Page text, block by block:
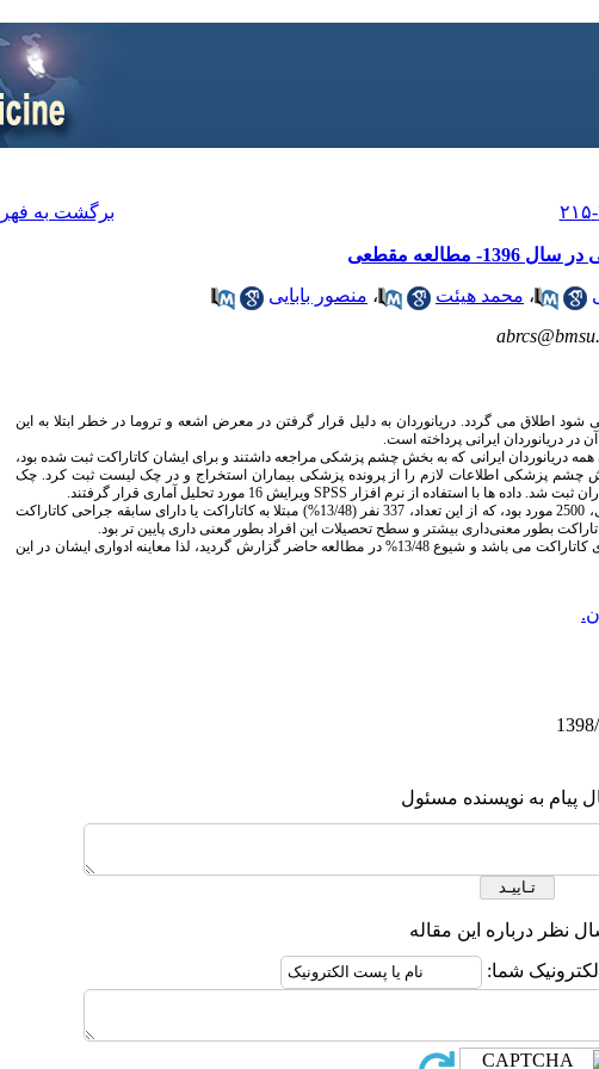
برگشت به
مقطعی
، محمد هیئت ، منصور بابایی
اطلاق می گردد. دریانوردان به دلیل قرار گرفتن در معرض اشعه و تروما در خطر ابتلا به این
دریانوردان ایرانی پرداخته است.
انجام شد. پرونده پزشکی همه دریانوردان ایرانی که به بخش چشم پزشکی مراجعه داشتند و برای ایشان کاتاراکت ثبت شده بود،
پزشکی اطلاعات لازم را از پرونده پزشکی بیماران استخراج و در چک لیست ثبت کرد. چک
شد. داده ها با استفاده از نرم افزار SPSS ویرایش 16 مورد تحلیل آماری قرار گرفتند.
تعداد کل پرونده پزشکی بررسی شده مربوط به دریانوردان ایرانی، 2500 مورد بود، که از این تعداد، 337 نفر (13/48%) مبتلا به کاتاراکت یا دارای سابقه جراحی کاتاراکت
بطور معنی‌داری بیشتر و سطح تحصیلات این افراد بطور معنی داری پایین تر بود.
: با توجه به اینکه دریانوردان از گروه‌های در معرض خطر بیماری کاتاراکت می باشد و شیوع 13/48% در مطالعه حاضر گزارش گردید، لذا معاینه ادواری ایشان در این
پیام به نویسنده مسئول
نظر درباره این مقاله
شما: